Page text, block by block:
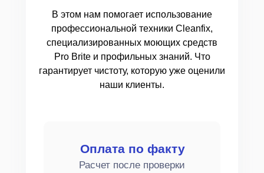
В этом нам помогает использование
профессиональной техники Cleanfix,
специализированных моющих средств
Pro Brite и профильных знаний. Что
гарантирует чистоту, которую уже оценили
наши клиенты.
Оплата по факту
Расчет после проверки